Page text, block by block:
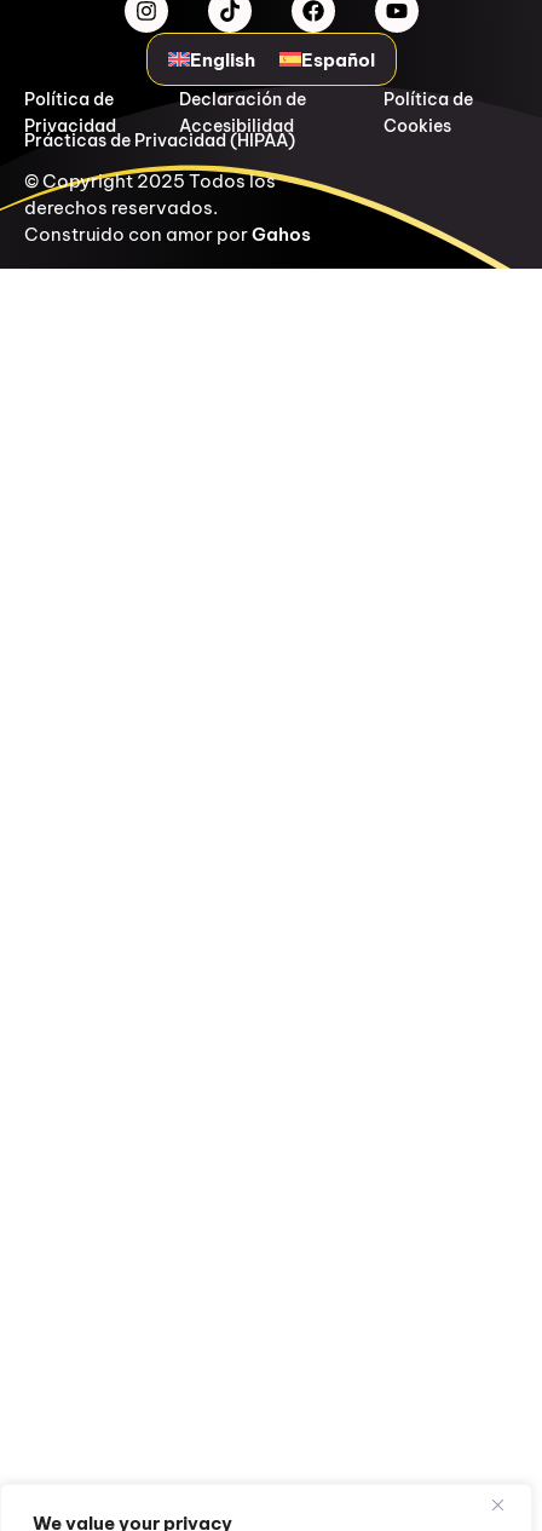
We value your privacy
English Español
Política de
Privacidad
Declaración de
Accesibilidad
Política de
Cookies
Prácticas de Privacidad (HIPAA)
© Copyright 2025 Todos los
derechos reservados.
Construido con amor porGahos